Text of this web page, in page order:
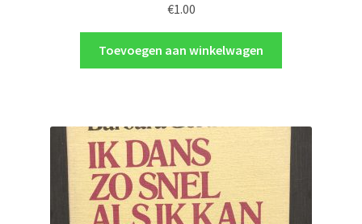
€1.00
Toevoegen aan winkelwagen